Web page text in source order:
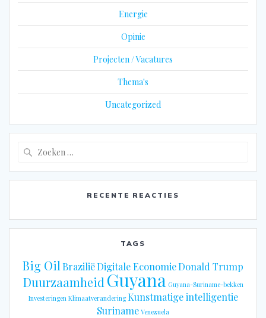
Energie
Opinie
Projecten / Vacatures
Thema's
Uncategorized
RECENTE REACTIES
TAGS
Big Oil BraziliëDigitale EconomieDonald Trump
Duurzaamheid Guyana Guyana-Suriname-bekken
Investeringen Klimaatverandering Kunstmatige intelligentie
Suriname Venezuela